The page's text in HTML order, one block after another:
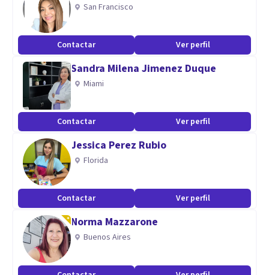
San Francisco
Contactar Ver perfil
Sandra Milena Jimenez Duque
Miami
Contactar Ver perfil
Jessica Perez Rubio
Florida
Contactar Ver perfil
Norma Mazzarone
Buenos Aires